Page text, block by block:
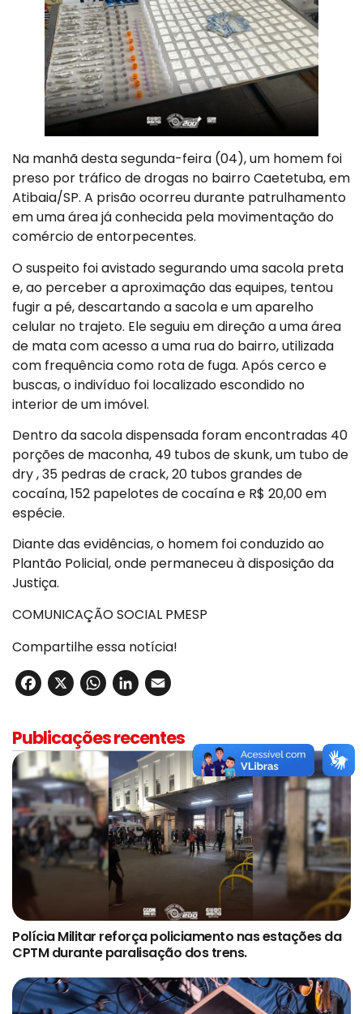
Na manhã desta segunda-feira (04), um homem foi
preso por tráfico de drogas no bairro Caetetuba, em
Atibaia/SP. A prisão ocorreu durante patrulhamento
em uma área já conhecida pela movimentação do
comércio de entorpecentes.
O suspeito foi avistado segurando uma sacola preta
e, ao perceber a aproximação das equipes, tentou
fugir a pé, descartando a sacola e um aparelho
celular no trajeto. Ele seguiu em direção a uma área
de mata com acesso a uma rua do bairro, utilizada
com frequência como rota de fuga. Após cerco e
buscas, o indivíduo foi localizado escondido no
interior de um imóvel.
Dentro da sacola dispensada foram encontradas 40
porções de maconha, 49 tubos de skunk, um tubo de
dry , 35 pedras de crack, 20 tubos grandes de
cocaína, 152 papelotes de cocaína e R$ 20,00 em
espécie.
Diante das evidências, o homem foi conduzido ao
Plantão Policial, onde permaneceu à disposição da
Justiça.
COMUNICAÇÃO SOCIAL PMESP
Compartilhe essa notícia!
Facebook
X WhatsApp
LinkedIn
Publicações recentes
Polícia Militar reforça policiamento nas estações da
CPTM durante paralisação dos trens.